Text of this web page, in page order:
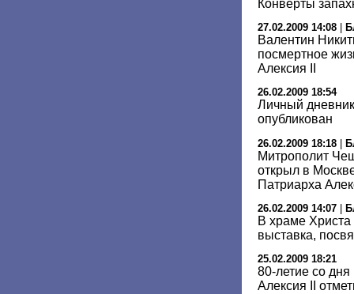
Конверты
27.02.2009 14:08
Валентин
посмертное
Алексия II
26.02.2009 18:54
Личный
опубликован
26.02.2009 18:18
Митрополит
открыл в
Патриарха
26.02.2009 14:07
В храме Христа
выставка,
25.02.2009 18:21
80-летие со
Алексия II